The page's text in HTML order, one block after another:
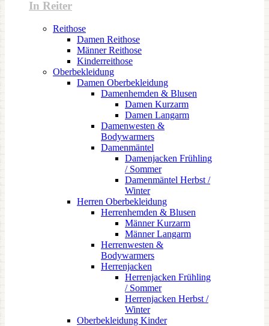
In Reiter
Reithose
Damen Reithose
Männer Reithose
Kinderreithose
Oberbekleidung
Damen Oberbekleidung
Damenhemden & Blusen
Damen Kurzarm
Damen Langarm
Damenwesten &
Bodywarmers
Damenmäntel
Damenjacken Frühling
/ Sommer
Damenmäntel Herbst /
Winter
Herren Oberbekleidung
Herrenhemden & Blusen
Männer Kurzarm
Männer Langarm
Herrenwesten &
Bodywarmers
Herrenjacken
Herrenjacken Frühling
/ Sommer
Herrenjacken Herbst /
Winter
Oberbekleidung Kinder